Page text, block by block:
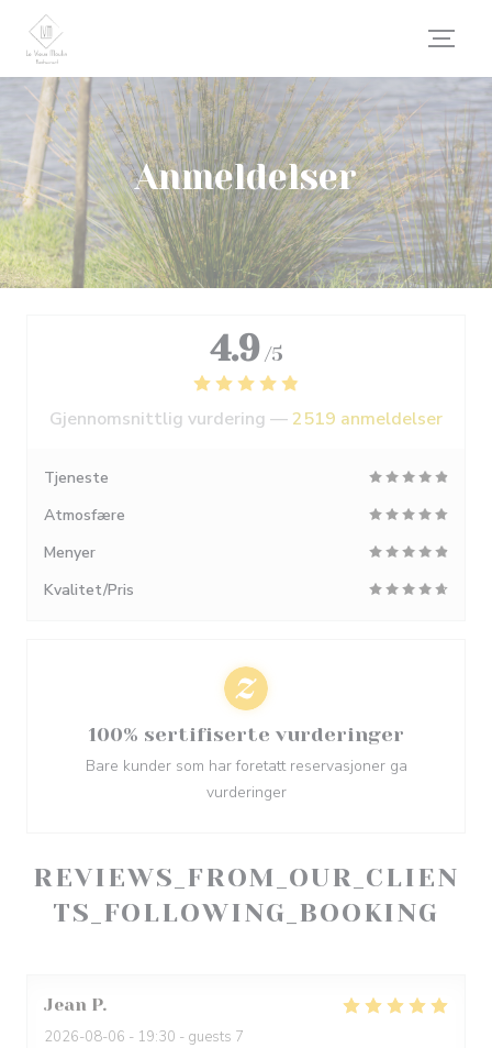
Panel for informasjonskapsler
Anmeldelser
REVIEWS_FROM_OUR_CLIEN
TS_FOLLOWING_BOOKING
Jean P
2026-08-06 - 19:30 - guests 7
4.9 /5
Gjennomsnittlig vurdering —2519 anmeldelser
Tjeneste
Atmosfære
Menyer
Kvalitet/Pris
100% sertifiserte vurderinger
Bare kunder som har foretatt reservasjoner ga
vurderinger